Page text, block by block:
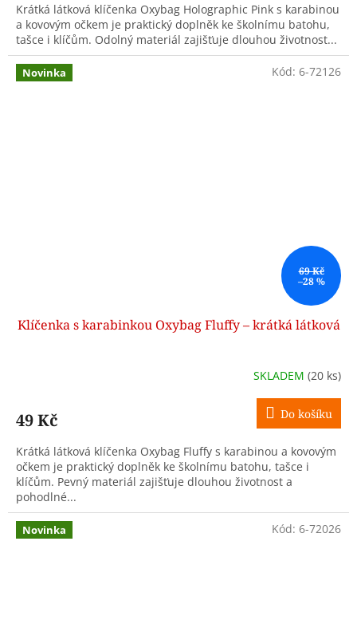
Krátká látková klíčenka Oxybag Holographic Pink s karabinou
a kovovým očkem je praktický doplněk ke školnímu batohu,
tašce i klíčům. Odolný materiál zajišťuje dlouhou životnost...
Novinka
69 Kč
–28 %
Klíčenka s karabinkou Oxybag Fluffy – krátká látková
SKLADEM (20 ks)
49 Kč Do košíku
Krátká látková klíčenka Oxybag Fluffy s karabinou a kovovým
očkem je praktický doplněk ke školnímu batohu, tašce i
klíčům. Pevný materiál zajišťuje dlouhou životnost a
pohodlné...
Kód: 6-72126
Novinka Kód: 6-72026